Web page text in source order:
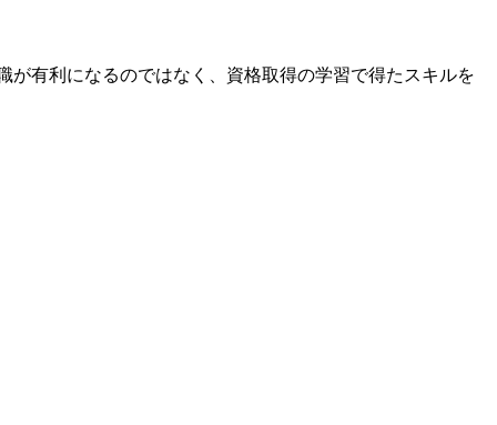
有利になるのではなく、資格取得の学習で得たスキルを